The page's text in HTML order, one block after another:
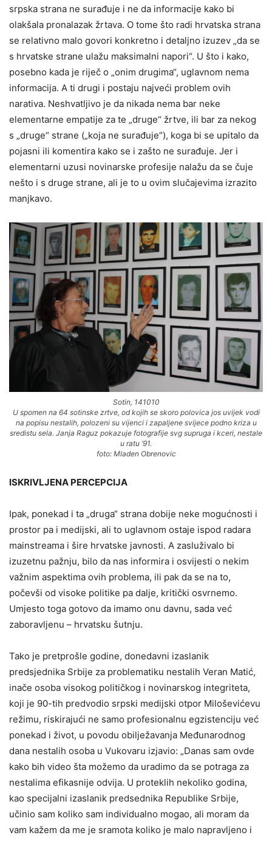
srpska strana ne surađuje i ne da informacije kako bi
olakšala pronalazak žrtava. O tome što radi hrvatska strana
se relativno malo govori konkretno i detaljno izuzev „da se
s hrvatske strane ulažu maksimalni napori“. U što i kako,
posebno kada je riječ o „onim drugima“, uglavnom nema
informacija. A ti drugi i postaju najveći problem ovih
narativa. Neshvatljivo je da nikada nema bar neke
elementarne empatije za te „druge“ žrtve, ili bar za nekog
s „druge“ strane („koja ne surađuje“), koga bi se upitalo da
pojasni ili komentira kako se i zašto ne surađuje. Jer i
elementarni uzusi novinarske profesije nalažu da se čuje
nešto i s druge strane, ali je to u ovim slučajevima izrazito
manjkavo.
Sotin, 141010
U spomen na 64 sotinske zrtve, od kojih se skoro polovica jos uvijek vodi
na popisu nestalih, polozeni su vijenci i zapaljene svijece podno kriza u
sredistu sela. Janja Raguz pokazuje fotografije svg supruga i kceri, nestale
u ratu ’91.
foto: Mladen Obrenovic
ISKRIVLJENA PERCEPCIJA
Ipak, ponekad i ta „druga“ strana dobije neke mogućnosti i
prostor pa i medijski, ali to uglavnom ostaje ispod radara
mainstreama i šire hrvatske javnosti. A zasluživalo bi
izuzetnu pažnju, bilo da nas informira i osvijesti o nekim
važnim aspektima ovih problema, ili pak da se na to,
počevši od visoke politike pa dalje, kritički osvrnemo.
Umjesto toga gotovo da imamo onu davnu, sada već
zaboravljenu – hrvatsku šutnju.
Tako je pretprošle godine, donedavni izaslanik
predsjednika Srbije za problematiku nestalih Veran Matić,
inače osoba visokog političkog i novinarskog integriteta,
koji je 90-tih predvodio srpski medijski otpor Miloševićevu
režimu, riskirajući ne samo profesionalnu egzistenciju već
ponekad i život, u povodu obilježavanja Međunarodnog
dana nestalih osoba u Vukovaru izjavio: „Danas sam ovde
kako bih video šta možemo da uradimo da se potraga za
nestalima efikasnije odvija. U proteklih nekoliko godina,
kao specijalni izaslanik predsednika Republike Srbije,
učinio sam koliko sam individualno mogao, ali moram da
vam kažem da me je sramota koliko je malo napravljeno i